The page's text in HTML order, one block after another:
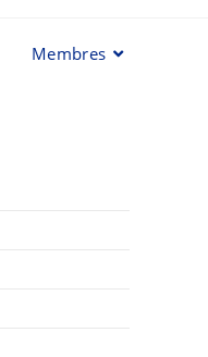
Membres